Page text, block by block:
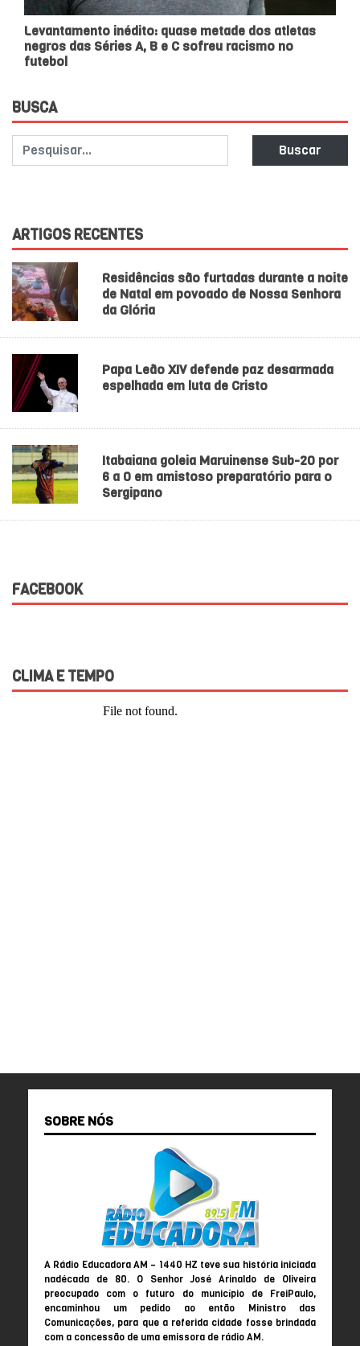
Levantamento inédito: quase metade dos atletas
negros das Séries A, B e C sofreu racismo no
futebol
BUSCA
Buscar
ARTIGOS RECENTES
Residências são furtadas durante a noite
de Natal em povoado de Nossa Senhora
da Glória
Papa Leão XIV defende paz desarmada
espelhada em luta de Cristo
Itabaiana goleia Maruinense Sub-20 por
6 a 0 em amistoso preparatório para o
Sergipano
FACEBOOK
CLIMA E TEMPO
SOBRE NÓS
A Rádio Educadora AM – 1440 HZ teve sua história iniciada
nadécada de 80. O Senhor José Arinaldo de Oliveira
preocupado com o futuro do município de FreiPaulo,
encaminhou um pedido ao então Ministro das
Comunicações, para que a referida cidade fosse brindada
com a concessão de uma emissora de rádio AM.